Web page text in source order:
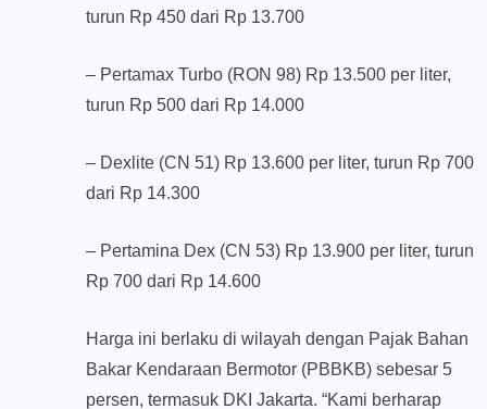
turun Rp 450 dari Rp 13.700
– Pertamax Turbo (RON 98) Rp 13.500 per liter,
turun Rp 500 dari Rp 14.000
– Dexlite (CN 51) Rp 13.600 per liter, turun Rp 700
dari Rp 14.300
– Pertamina Dex (CN 53) Rp 13.900 per liter, turun
Rp 700 dari Rp 14.600
Harga ini berlaku di wilayah dengan Pajak Bahan
Bakar Kendaraan Bermotor (PBBKB) sebesar 5
persen, termasuk DKI Jakarta. “Kami berharap